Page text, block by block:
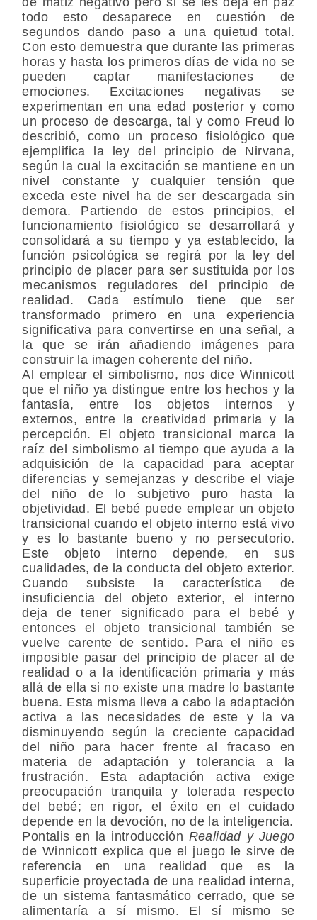
todo esto desaparece en cuestión de
segundos dando paso a una quietud total.
Con esto demuestra que durante las primeras
horas y hasta los primeros días de vida no se
pueden captar manifestaciones de
emociones. Excitaciones negativas se
experimentan en una edad posterior y como
un proceso de descarga, tal y como Freud lo
describió, como un proceso fisiológico que
ejemplifica la ley del principio de Nirvana,
según la cual la excitación se mantiene en un
nivel constante y cualquier tensión que
exceda este nivel ha de ser descargada sin
demora. Partiendo de estos principios, el
funcionamiento fisiológico se desarrollará y
consolidará a su tiempo y ya establecido, la
función psicológica se regirá por la ley del
principio de placer para ser sustituida por los
mecanismos reguladores del principio de
realidad. Cada estímulo tiene que ser
transformado primero en una experiencia
significativa para convertirse en una señal, a
la que se irán añadiendo imágenes para
construir la imagen coherente del niño.
Al emplear el simbolismo, nos dice Winnicott
que el niño ya distingue entre los hechos y la
fantasía, entre los objetos internos y
externos, entre la creatividad primaria y la
percepción. El objeto transicional marca la
raíz del simbolismo al tiempo que ayuda a la
adquisición de la capacidad para aceptar
diferencias y semejanzas y describe el viaje
del niño de lo subjetivo puro hasta la
objetividad. El bebé puede emplear un objeto
transicional cuando el objeto interno está vivo
y es lo bastante bueno y no persecutorio.
Este objeto interno depende, en sus
cualidades, de la conducta del objeto exterior.
Cuando subsiste la característica de
insuficiencia del objeto exterior, el interno
deja de tener significado para el bebé y
entonces el objeto transicional también se
vuelve carente de sentido. Para el niño es
imposible pasar del principio de placer al de
realidad o a la identificación primaria y más
allá de ella si no existe una madre lo bastante
buena. Esta misma lleva a cabo la adaptación
activa a las necesidades de este y la va
disminuyendo según la creciente capacidad
del niño para hacer frente al fracaso en
materia de adaptación y tolerancia a la
frustración. Esta adaptación activa exige
preocupación tranquila y tolerada respecto
del bebé; en rigor, el éxito en el cuidado
depende en la devoción, no de la inteligencia.
Pontalis en la introducción Realidad y Juego
de Winnicott explica que el juego le sirve de
referencia en una realidad que es la
superficie proyectada de una realidad interna,
de un sistema fantasmático cerrado, que se
alimentaría a sí mismo. El sí mismo se